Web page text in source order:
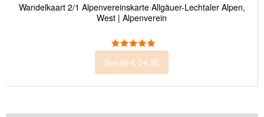
Wandelkaart 2/1 Alpenvereinskarte Allgäuer-Lechtaler Alpen,
West | Alpenverein
Bestel € 14,95